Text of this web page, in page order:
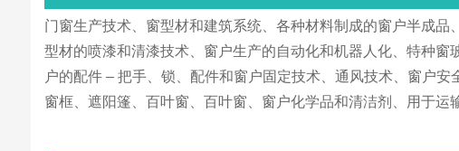
门窗生产技术、窗型材和建筑系统、各种材料制成的窗户半成
型材的喷漆和清漆技术、窗户生产的自动化和机器人化、特种
户的配件 – 把手、锁、配件和窗户固定技术、通风技术、窗户
窗框、遮阳篷、百叶窗、百叶窗、窗户化学品和清洁剂、用于